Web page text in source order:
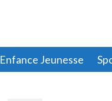
Enfance Jeunesse